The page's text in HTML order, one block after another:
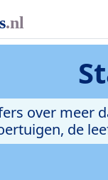
over meer
de